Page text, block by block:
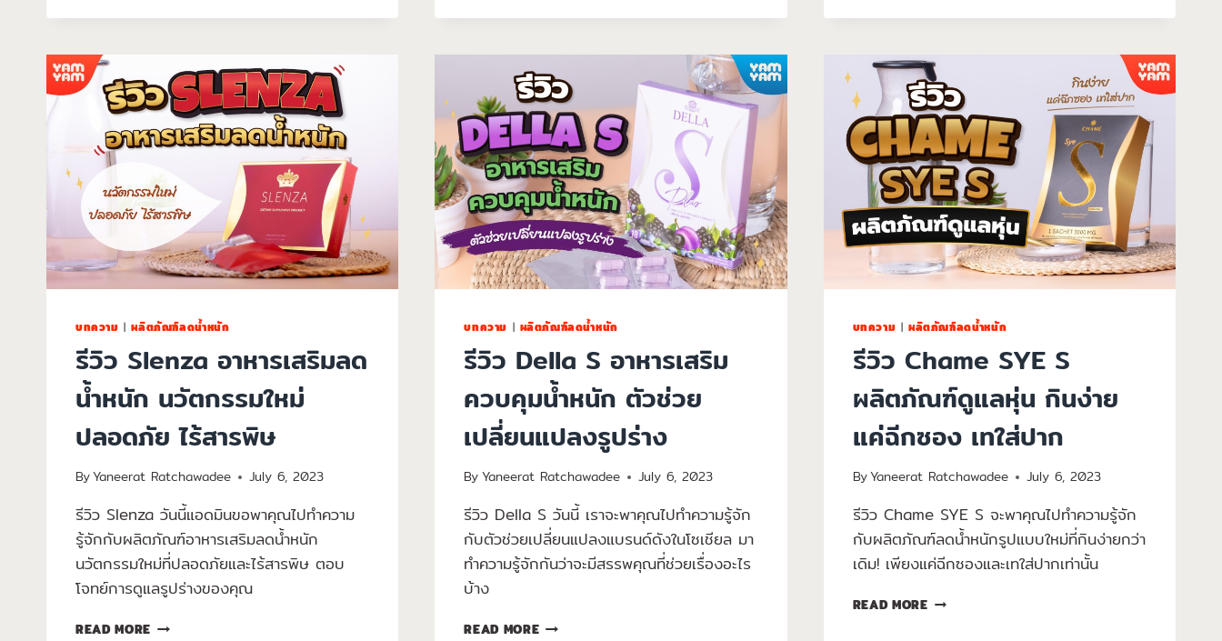
บทความ |ผลิตภัณฑ์ลดน้ำหนัก
รีวิว Slenza อาหารเสริมลด
น้ำหนัก นวัตกรรมใหม่
ปลอดภัย ไร้สารพิษ
ByYaneerat Ratchawadee July 6, 2023
รีวิว Slenza วันนี้แอดมินขอพาคุณไปทำความ
รู้จักกับผลิตภัณฑ์อาหารเสริมลดน้ำหนัก
นวัตกรรมใหม่ที่ปลอดภัยและไร้สารพิษ ตอบ
โจทย์การดูแลรูปร่างของคุณ
READ MORE
บทความ | ผลิตภัณฑ์ลดน้ำหนัก
รีวิว Della S อาหารเสริม
ควบคุมน้ำหนัก ตัวช่วย
เปลี่ยนแปลงรูปร่าง
ByYaneerat Ratchawadee July 6, 2023
รีวิว Della S วันนี้ เราจะพาคุณไปทำความรู้จัก
กับตัวช่วยเปลี่ยนแปลงแบรนด์ดังในโซเชียล มา
ทำความรู้จักกันว่าจะมีสรรพคุณที่ช่วยเรื่องอะไร
บ้าง
READ MORE
บทความ |ผลิตภัณฑ์ลดน้ำหนัก
รีวิว Chame SYE S
ผลิตภัณฑ์ดูแลหุ่น กินง่าย
แค่ฉีกซอง เทใส่ปาก
ByYaneerat Ratchawadee July 6, 2023
รีวิว Chame SYE S จะพาคุณไปทำความรู้จัก
กับผลิตภัณฑ์ลดน้ำหนักรูปแบบใหม่ที่กินง่ายกว่า
เดิม! เพียงแค่ฉีกซองและเทใส่ปากเท่านั้น
READ MORE